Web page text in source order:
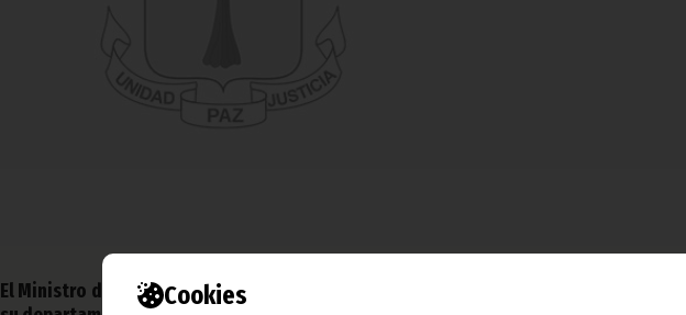
Cookies
El Ministro de Comercio, Pedro Olivera Boropu, se ha reunido con los funcionarios de